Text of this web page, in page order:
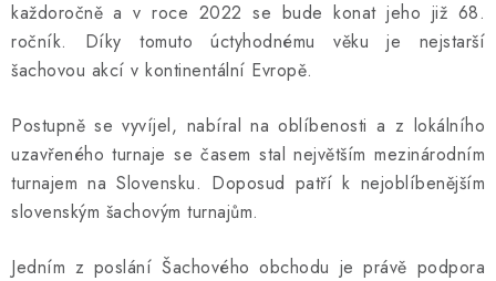
ŠACHOVÝ ANTIKVARIÁT
ONLINE ŠACHY
ŠACHOVÝ MERCH
DÁRKY
každoročně a v roce 2022 se bude konat jeho již 68.
ročník. Díky tomuto úctyhodnému věku je nejstarší
šachovou akcí v kontinentální Evropě.
Postupně se vyvíjel, nabíral na oblíbenosti a z lokálního
uzavřeného turnaje se časem stal největším mezinárodním
turnajem na Slovensku. Doposud patří k nejoblíbenějším
slovenským šachovým turnajům.
Jedním z poslání Šachového obchodu je právě podpora